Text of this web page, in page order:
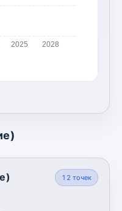
2025 2028
12 точек